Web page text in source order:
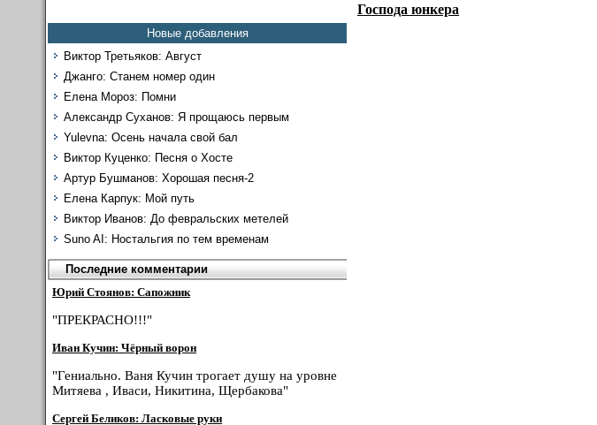
Новые добавления
Виктор Третьяков: Август
Джанго: Станем номер один
Елена Мороз: Помни
Александр Суханов: Я прощаюсь первым
Yulevna: Осень начала свой бал
Виктор Куценко: Песня о Хосте
Артур Бушманов: Хорошая песня-2
Елена Карпук: Мой путь
Виктор Иванов: До февральских метелей
Suno AI: Ностальгия по тем временам
Последние комментарии
Юрий Стоянов: Сапожник
"ПРЕКРАСНО!!!"
Иван Кучин: Чёрный ворон
"Гениально. Ваня Кучин трогает душу на уровне
Митяева , Иваси, Никитина, Щербакова"
Сергей Беликов: Ласковые руки
Господа юнкера